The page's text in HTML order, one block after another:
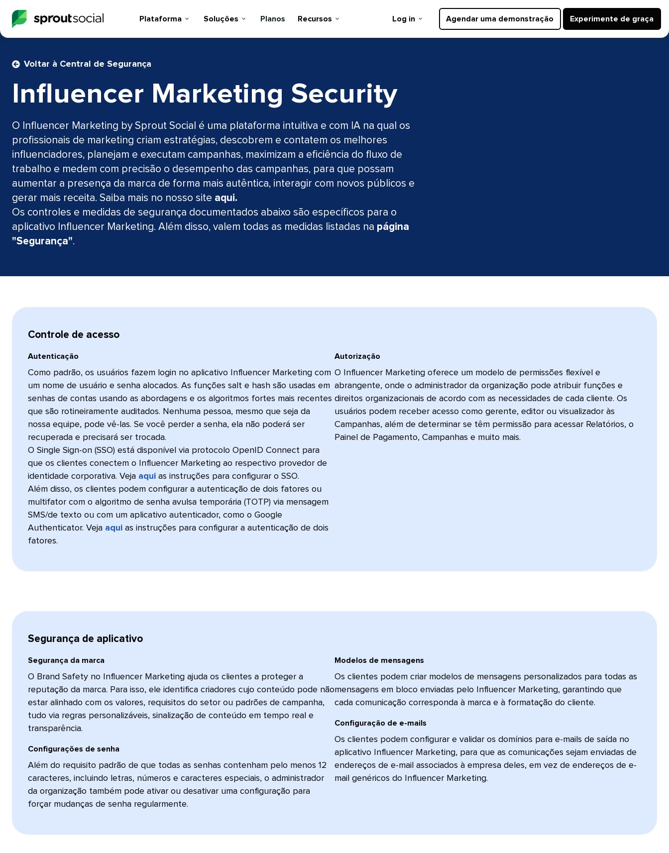
Plataforma​​ Soluções​​ Planos​​ Recursos​​ Log in​​ Agendar uma demonstração​​ Experimente de graça​​
Voltar à Central de Segurança​​
Influencer Marketing Security​​
O Influencer Marketing by Sprout Social é uma plataforma intuitiva e com IA na qual os
profissionais de marketing criam estratégias, descobrem e contatem os melhores
influenciadores, planejam e executam campanhas, maximizam a eficiência do fluxo de
trabalho e medem com precisão o desempenho das campanhas, para que possam
aumentar a presença da marca de forma mais autêntica, interagir com novos públicos e
gerar mais receita. Saiba mais no nosso site aqui.
Os controles e medidas de segurança documentados abaixo são específicos para o
aplicativo Influencer Marketing. Além disso, valem todas as medidas listadas na página
"Segurança".​​
Controle de acesso​​
Autenticação​​
Como padrão, os usuários fazem login no aplicativo Influencer Marketing com
um nome de usuário e senha alocados. As funções salt e hash são usadas em
senhas de contas usando as abordagens e os algoritmos fortes mais recentes
que são rotineiramente auditados. Nenhuma pessoa, mesmo que seja da
nossa equipe, pode vê-las. Se você perder a senha, ela não poderá ser
recuperada e precisará ser trocada.
O Single Sign-on (SSO) está disponível via protocolo OpenID Connect para
que os clientes conectem o Influencer Marketing ao respectivo provedor de
identidade corporativa. Veja aquias instruções para configurar o SSO.
Além disso, os clientes podem configurar a autenticação de dois fatores ou
multifator com o algoritmo de senha avulsa temporária (TOTP) via mensagem
SMS/de texto ou com um aplicativo autenticador, como o Google
Authenticator. Veja aquias instruções para configurar a autenticação de dois
fatores.​​
Autorização​​
O Influencer Marketing oferece um modelo de permissões flexível e
abrangente, onde o administrador da organização pode atribuir funções e
direitos organizacionais de acordo com as necessidades de cada cliente. Os
usuários podem receber acesso como gerente, editor ou visualizador às
Campanhas, além de determinar se têm permissão para acessar Relatórios, o
Painel de Pagamento, Campanhas e muito mais.​​
Segurança de aplicativo​​
Segurança da marca​​
O Brand Safety no Influencer Marketing ajuda os clientes a proteger a
reputação da marca. Para isso, ele identifica criadores cujo conteúdo pode não
estar alinhado com os valores, requisitos do setor ou padrões de campanha,
tudo via regras personalizáveis, sinalização de conteúdo em tempo real e
transparência.​​
Configurações de senha​​
Além do requisito padrão de que todas as senhas contenham pelo menos 12
caracteres, incluindo letras, números e caracteres especiais, o administrador
da organização também pode ativar ou desativar uma configuração para
forçar mudanças de senha regularmente.​​
Modelos de mensagens​​
Os clientes podem criar modelos de mensagens personalizados para todas as
mensagens em bloco enviadas pelo Influencer Marketing, garantindo que
cada comunicação corresponda à marca e à formatação do cliente.​​
Configuração de e-mails​​
Os clientes podem configurar e validar os domínios para e-mails de saída no
aplicativo Influencer Marketing, para que as comunicações sejam enviadas de
endereços de e-mail associados à empresa deles, em vez de endereços de e-
mail genéricos do Influencer Marketing.​​